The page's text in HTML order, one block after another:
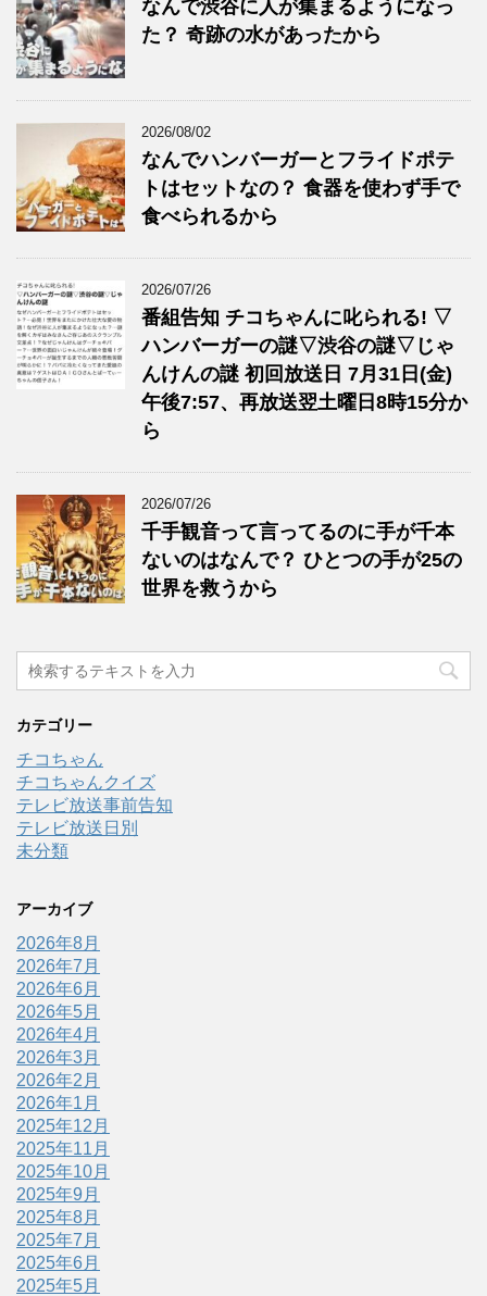
なんで渋谷に人が集まるようになっ
た？ 奇跡の水があったから
2026/08/02
なんでハンバーガーとフライドポテ
トはセットなの？ 食器を使わず手で
食べられるから
2026/07/26
番組告知 チコちゃんに叱られる! ▽
ハンバーガーの謎▽渋谷の謎▽じゃ
んけんの謎 初回放送日 7月31日(金)
午後7:57、再放送翌土曜日8時15分か
ら
2026/07/26
千手観音って言ってるのに手が千本
ないのはなんで？ ひとつの手が25の
世界を救うから
カテゴリー
チコちゃん
チコちゃんクイズ
テレビ放送事前告知
テレビ放送日別
未分類
アーカイブ
2026年8月
2026年7月
2026年6月
2026年5月
2026年4月
2026年3月
2026年2月
2026年1月
2025年12月
2025年11月
2025年10月
2025年9月
2025年8月
2025年7月
2025年6月
2025年5月